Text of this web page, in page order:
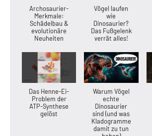
Archosaurier-
Merkmale:
Schädelbau &
evolutionäre
Neuheiten
Vögel laufen
wie
Dinosaurier?
Das Fußgelenk
verrät alles!
Das Henne-Ei-
Problem der
ATP-Synthese
gelöst
Warum Vögel
echte
Dinosaurier
sind (und was
Kladogramme
damit zu tun